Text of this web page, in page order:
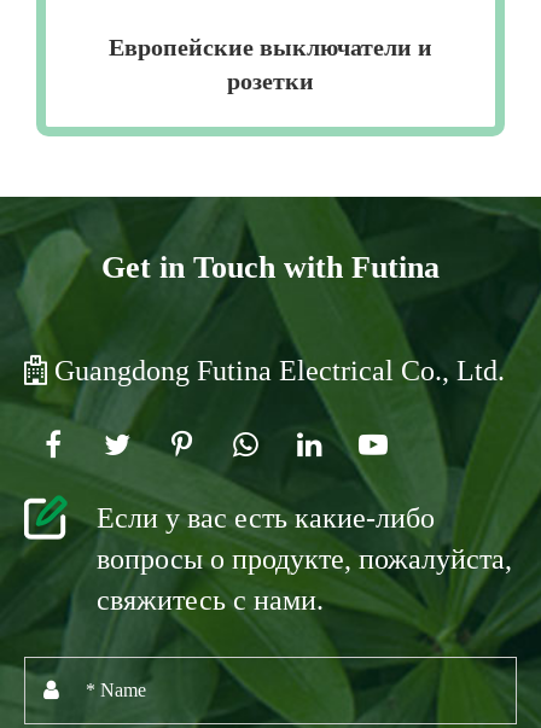
Европейские выключатели и
розетки
Get in Touch with Futina
Guangdong Futina Electrical Co., Ltd.
Если у вас есть какие-либо
вопросы о продукте, пожалуйста,
свяжитесь с нами.